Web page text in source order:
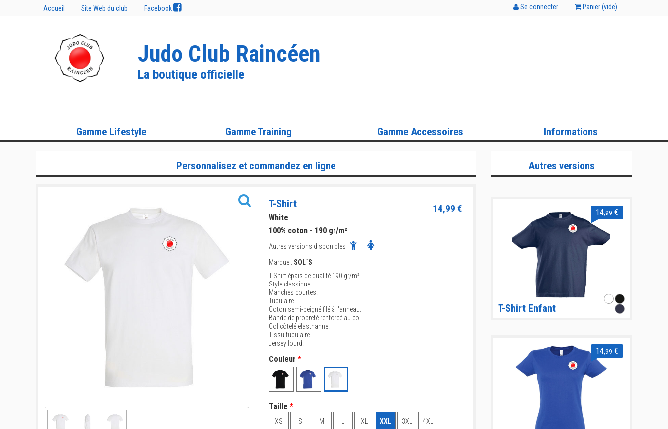
Accueil Site Web du club Facebook Se connecter Panier (vide)
Judo Club Raincéen
La boutique officielle
Gamme Lifestyle Gamme Training Gamme Accessoires Informations
Personnalisez et commandez en ligne
T-Shirt 14,99 €
White
100% coton - 190 gr/m²
Autres versions disponibles
Marque : SOL´S
T-Shirt épais de qualité 190 gr/m².
Style classique.
Manches courtes.
Tubulaire.
Coton semi-peigné filé à l'anneau.
Bande de propreté renforcé au col.
Col côtelé élasthanne.
Tissu tubulaire.
Jersey lourd.
Couleur *
Taille *
XS S M XL XXL 3XL 4XL
Autres versions
14,99 €
T-Shirt Enfant
14,99 €